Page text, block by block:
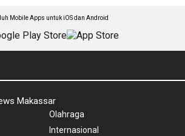
Mobile Apps untuk iOS dan Android
Makassar
Olahraga
Internasional